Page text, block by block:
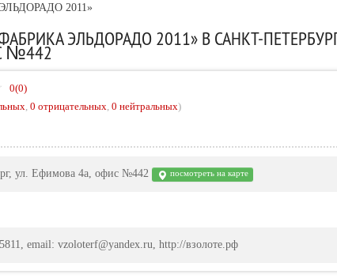
2011»
ЭЛЬДОРАДО 2011» В САНКТ-
№442
0(0)
, 0 отрицательных, 0 нейтральных)
ул. Ефимова 4а, офис №442 посмотреть на карте
email: vzoloterf@yandex.ru, http://взолоте.рф